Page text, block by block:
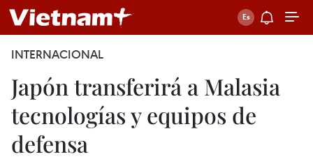
INTERNACIONAL
Japón transferirá a Malasia
tecnologías y equipos de
defensa